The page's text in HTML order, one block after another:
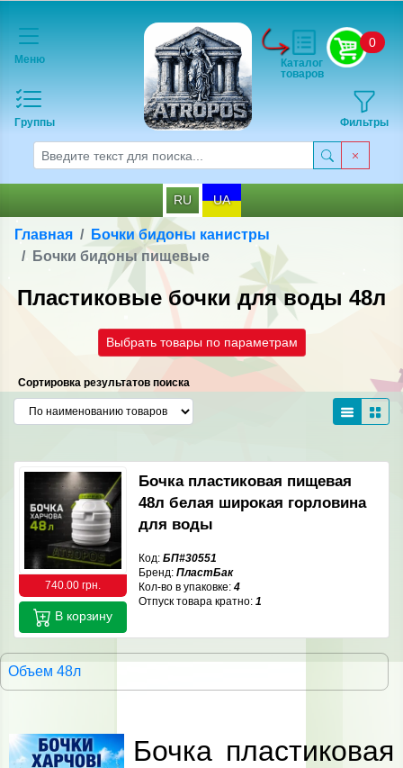
Меню
Группы
0
Фильтры
Каталог
товаров
RU UA
Главная
Бочки бидоны канистры
Бочки бидоны пищевые
Пластиковые бочки для воды 48л
Выбрать товары по параметрам
Сортировка результатов поиска
740.00 грн.
Бочка пластиковая пищевая
48л белая широкая горловина
для воды
Код: БП#30551
Бренд: ПластБак
Кол-во в упаковке: 4
Отпуск товара кратно: 1
В корзину
Объем 48л
Бочка пластиковая